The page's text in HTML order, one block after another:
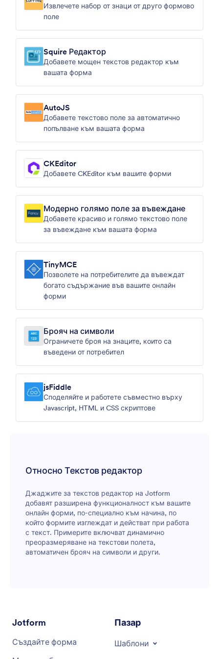
Извлечете набор от знаци от друго формово
поле
Squire Редактор
Добавете мощен текстов редактор към
вашата форма
AutoJS
Добавете текстово поле за автоматично
попълване към вашата форма
CKEditor
Добавете CKEditor към вашите форми
Модерно голямо поле за въвеждане
Добавете красиво и голямо текстово поле
за въвеждане към вашата форма
TinyMCE
Позволете на потребителите да въвеждат
богато съдържание във вашите онлайн
форми
Брояч на символи
Ограничете броя на знаците, които са
въведени от потребител
jsFiddle
Споделяйте и работете съвместно върху
Javascript, HTML и CSS скриптове
Относно Текстов редактор
Джаджите за текстов редактор на Jotform
добавят разширена функционалност към вашите
онлайн форми, по-специално към начина, по
който формите изглеждат и действат при работа
с текст. Примерите включват динамично
преоразмеряване на текстови полета,
автоматичен брояч на символи и други.
Jotform
Създайте форма
Пазар
Шаблони